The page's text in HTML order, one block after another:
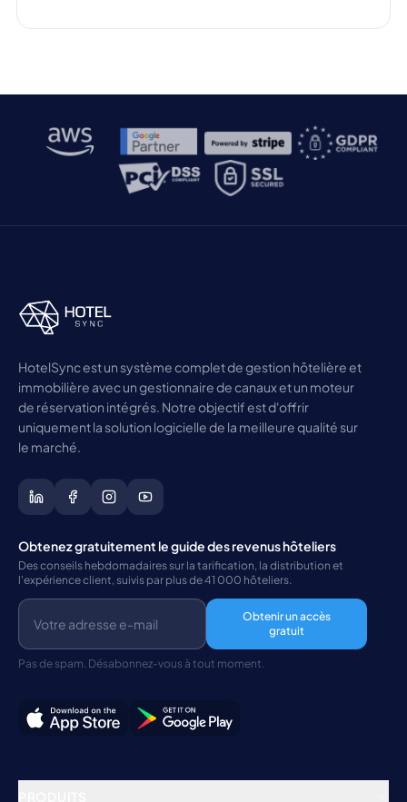
HotelSync est un système complet de gestion hôtelière et
immobilière avec un gestionnaire de canaux et un moteur
de réservation intégrés. Notre objectif est d'offrir
uniquement la solution logicielle de la meilleure qualité sur
le marché.
Obtenez gratuitement le guide des revenus hôteliers
Des conseils hebdomadaires sur la tarification, la distribution et
l'expérience client, suivis par plus de 41 000 hôteliers.
Obtenir un accès
gratuit
Pas de spam. Désabonnez-vous à tout moment.